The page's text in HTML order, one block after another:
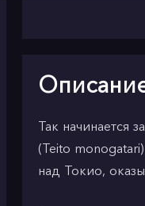
Так начинается
(Teito
над Токио,